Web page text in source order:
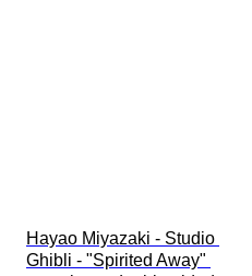
Hayao Miyazaki - Studio
Ghibli - "Spirited Away"